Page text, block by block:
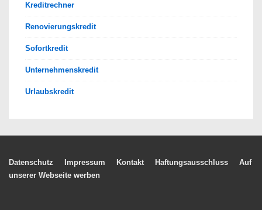
Kreditrechner
Renovierungskredit
Sofortkredit
Unternehmenskredit
Urlaubskredit
Footer-
Datenschutz Impressum Kontakt Haftungsausschluss
Auf
unserer Webseite werben